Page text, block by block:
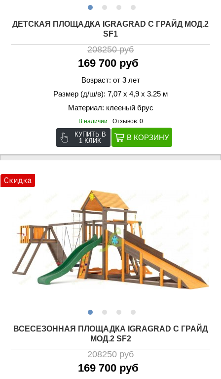
ДЕТСКАЯ ПЛОЩАДКА IGRAGRAD С ГРАЙД МОД.2
SF1
208250 руб
169 700 руб
Возраст: от 3 лет
Размер (д/ш/в): 7,07 х 4,9 х 3.25 м
Материал: клееный брус
В наличии Отзывов: 0
КУПИТЬ В
1 КЛИК
ВСЕСЕЗОННАЯ ПЛОЩАДКА IGRAGRAD С ГРАЙД
МОД.2 SF2
208250 руб
169 700 руб